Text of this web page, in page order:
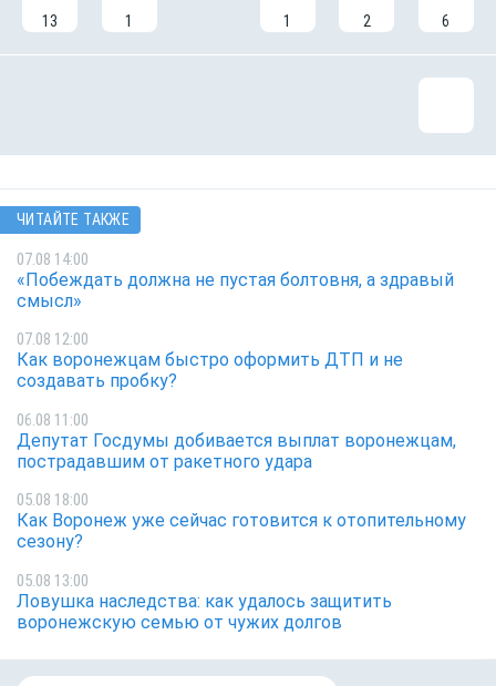
13 1 1 2 6
ЧИТАЙТЕ ТАКЖЕ
07.08 14:00
«Побеждать должна не пустая болтовня, а здравый
смысл»
07.08 12:00
Как воронежцам быстро оформить ДТП и не
создавать пробку?
06.08 11:00
Депутат Госдумы добивается выплат воронежцам,
пострадавшим от ракетного удара
05.08 18:00
Как Воронеж уже сейчас готовится к отопительному
сезону?
05.08 13:00
Ловушка наследства: как удалось защитить
воронежскую семью от чужих долгов